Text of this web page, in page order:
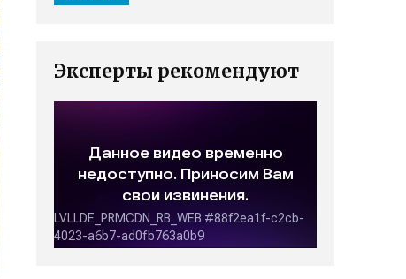
Эксперты рекомендуют